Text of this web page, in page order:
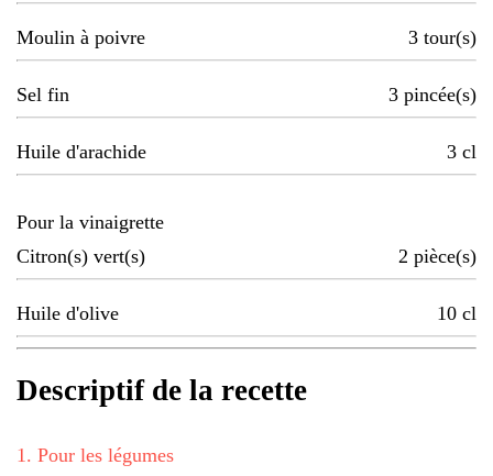
Moulin à poivre 3 tour(s)
Sel fin 3 pincée(s)
Huile d'arachide 3 cl
Pour la vinaigrette
Citron(s) vert(s)
2 pièce(s)
Huile d'olive 10 cl
Descriptif de la recette
1 . Pour les légumes